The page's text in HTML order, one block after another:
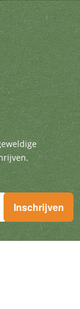
ontvang
Inschrijven